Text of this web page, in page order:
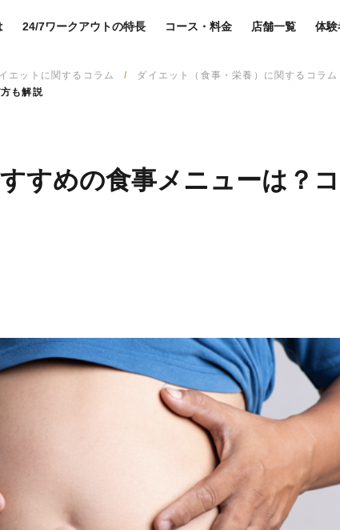
24/7ワークアウトの特長 コース・料金 店舗一覧 体験
エットに関するコラム
ダイエット（食事・栄養）に関するコラム
も解説
すめの食事メニューは？